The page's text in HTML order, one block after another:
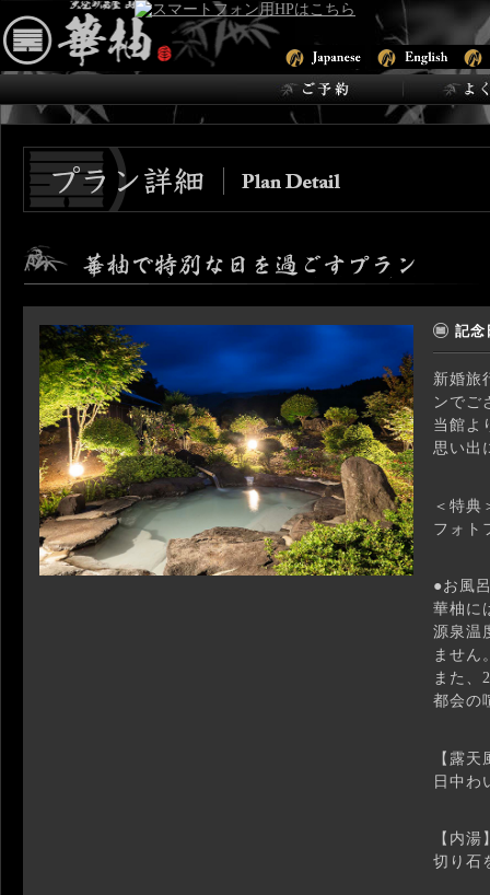
記念
新婚旅
ンでご
当館よ
思い出
＜特典
フォト
●お風
華柚に
源泉温
ません
また、
都会の
【露天
日中わ
【内湯
切り石